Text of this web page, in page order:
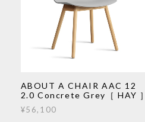
ABOUT A CHAIR AAC 12
2.0 Concrete Grey［ HAY ］
¥56,100